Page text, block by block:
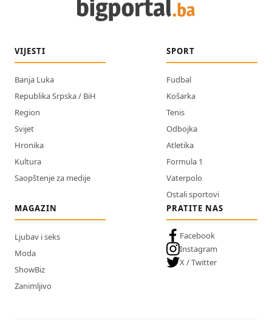
VIJESTI
Banja Luka
Republika Srpska / BiH
Region
Svijet
Hronika
Kultura
Saopštenje za medije
SPORT
Fudbal
Košarka
Tenis
Odbojka
Atletika
Formula 1
Vaterpolo
Ostali sportovi
MAGAZIN
Ljubav i seks
Moda
ShowBiz
Zanimljivo
PRATITE NAS
Facebook
Instagram
X / Twitter